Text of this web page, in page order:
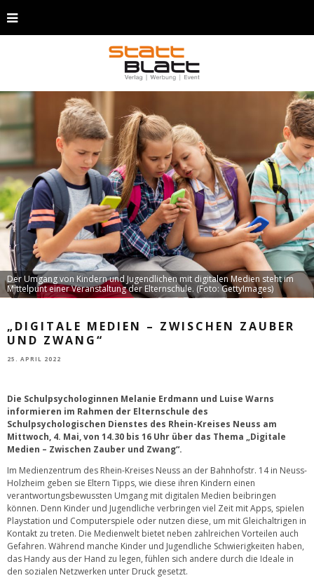
Der Umgang von Kindern und Jugendlichen mit digitalen Medien steht im
Mittelpunt einer Veranstaltung der Elternschule. (Foto: GettyImages)
„DIGITALE MEDIEN – ZWISCHEN ZAUBER
UND ZWANG“
25. APRIL 2022
Die Schulpsychologinnen Melanie Erdmann und Luise Warns
informieren im Rahmen der Elternschule des
Schulpsychologischen Dienstes des Rhein-Kreises Neuss am
Mittwoch, 4. Mai, von 14.30 bis 16 Uhr über das Thema „Digitale
Medien – Zwischen Zauber und Zwang“.
Im Medienzentrum des Rhein-Kreises Neuss an der Bahnhofstr. 14 in Neuss-
Holzheim geben sie Eltern Tipps, wie diese ihren Kindern einen
verantwortungsbewussten Umgang mit digitalen Medien beibringen
können. Denn Kinder und Jugendliche verbringen viel Zeit mit Apps, spielen
Playstation und Computerspiele oder nutzen diese, um mit Gleichaltrigen in
Kontakt zu treten. Die Medienwelt bietet neben zahlreichen Vorteilen auch
Gefahren. Während manche Kinder und Jugendliche Schwierigkeiten haben,
das Handy aus der Hand zu legen, fühlen sich andere durch die Ideale in
den sozialen Netzwerken unter Druck gesetzt.